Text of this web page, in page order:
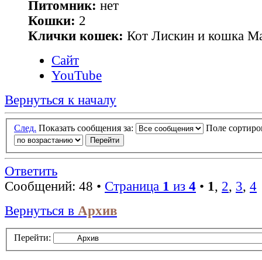
Питомник: нет
Кошки: 2
Клички кошек: Кот Лискин и кошка
Сайт
YouTube
Вернуться к началу
След. Показать сообщения за: Поле
Ответить
Сообщений: 48 • Страница 1 из 4 • 1, 2, 3, 4
Вернуться в Архив
Перейти: